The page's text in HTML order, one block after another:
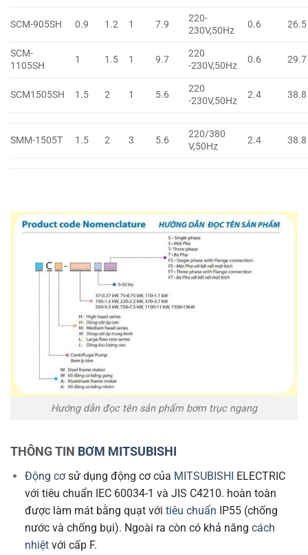
SCM-905SH 0.9 1.2 1 7.9
220-
230V,50Hz
0.6 26.5
SCM-
1105SH
1 1.5 1 9.7
220
-230V,50Hz
0.6 29.7
SCM1505SH 1.5 2 1 5.6
220
-230V,50Hz
2.4 38.8
SMM-1505T 1.5 2 3 5.6
220/380
V,50Hz
2.4 38.8
Hướng dẫn đọc tên sản phẩm bơm trục ngang
THÔNG TIN BƠM MITSUBISHI
Động cơsử dụng động cơ của MITSUBISHI
ELECTRIC
với tiêu chuẩn IEC 60034-1 và JIS C4210. hoàn toàn
được làm mát bằng quạt với tiêu chuẩn IP55 (chống
nước và chống bụi). Ngoài ra còn có khả năng cách
nhiệtvới cấp F.